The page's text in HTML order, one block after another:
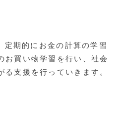
定期的にお金の計算の学習
お買い物学習を行い、社会
る支援を行っていきます。